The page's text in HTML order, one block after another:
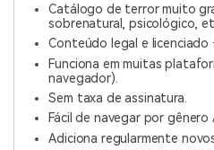
Catálogo de terror muito
sobrenatural, psicológico,
Conteúdo legal e
Funciona em muitas
navegador).
Sem taxa de assinatura.
Fácil de navegar por gênero
Adiciona regularmente